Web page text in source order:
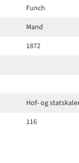
Funch
Mand
1872
Hof- og
116